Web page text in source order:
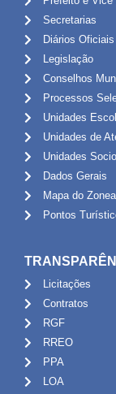
Secretarias
Diários Oficiais
Legislação
Conselhos
Processos
Unidades
Unidades de
Unidades
Dados Gerais
Mapa do
Pontos
Licitações
Contratos
RGF
RREO
PPA
LOA